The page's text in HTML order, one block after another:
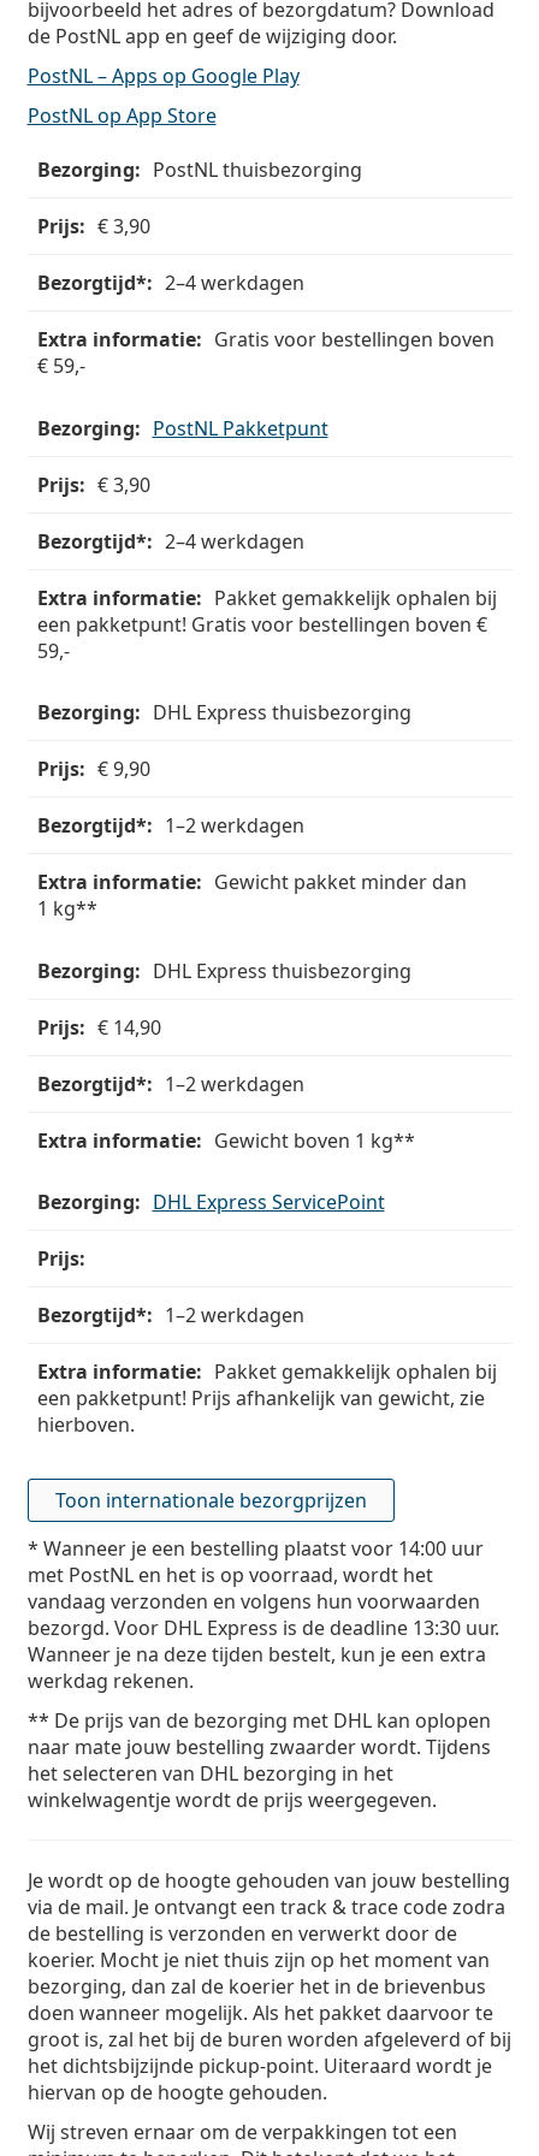
Persol
Prada
Alle merken
bijvoorbeeld het adres of bezorgdatum? Download
de PostNL app en geef de wijziging door.
PostNL – Apps op Google Play
PostNL op App Store
Bezorging
Prijs
Bezorgtijd*
Extra
informatie
PostNL thuisbezorging
€ 3,90
2–4 werkdagen
Gratis voor bestellingen boven
€ 59,-
PostNL Pakketpunt
€ 3,90
2–4 werkdagen
Pakket gemakkelijk ophalen bij
een pakketpunt! Gratis voor bestellingen boven €
59,-
DHL Express thuisbezorging
€ 9,90
1–2 werkdagen
Gewicht pakket minder dan
1 kg**
DHL Express thuisbezorging
€ 14,90
1–2 werkdagen
Gewicht boven 1 kg**
DHL Express ServicePoint
1–2 werkdagen
Pakket gemakkelijk ophalen bij
een pakketpunt! Prijs afhankelijk van gewicht, zie
hierboven.
Toon internationale bezorgprijzen
* Wanneer je een bestelling plaatst voor 14:00 uur
met PostNL en het is op voorraad, wordt het
vandaag verzonden en volgens hun voorwaarden
bezorgd. Voor DHL Express is de deadline 13:30 uur.
Wanneer je na deze tijden bestelt, kun je een extra
werkdag rekenen.
** De prijs van de bezorging met DHL kan oplopen
naar mate jouw bestelling zwaarder wordt. Tijdens
het selecteren van DHL bezorging in het
winkelwagentje wordt de prijs weergegeven.
Je wordt op de hoogte gehouden van jouw bestelling
via de mail. Je ontvangt een track & trace code zodra
de bestelling is verzonden en verwerkt door de
koerier. Mocht je niet thuis zijn op het moment van
bezorging, dan zal de koerier het in de brievenbus
doen wanneer mogelijk. Als het pakket daarvoor te
groot is, zal het bij de buren worden afgeleverd of bij
het dichtsbijzijnde pickup-point. Uiteraard wordt je
hiervan op de hoogte gehouden.
Wij streven ernaar om de verpakkingen tot een